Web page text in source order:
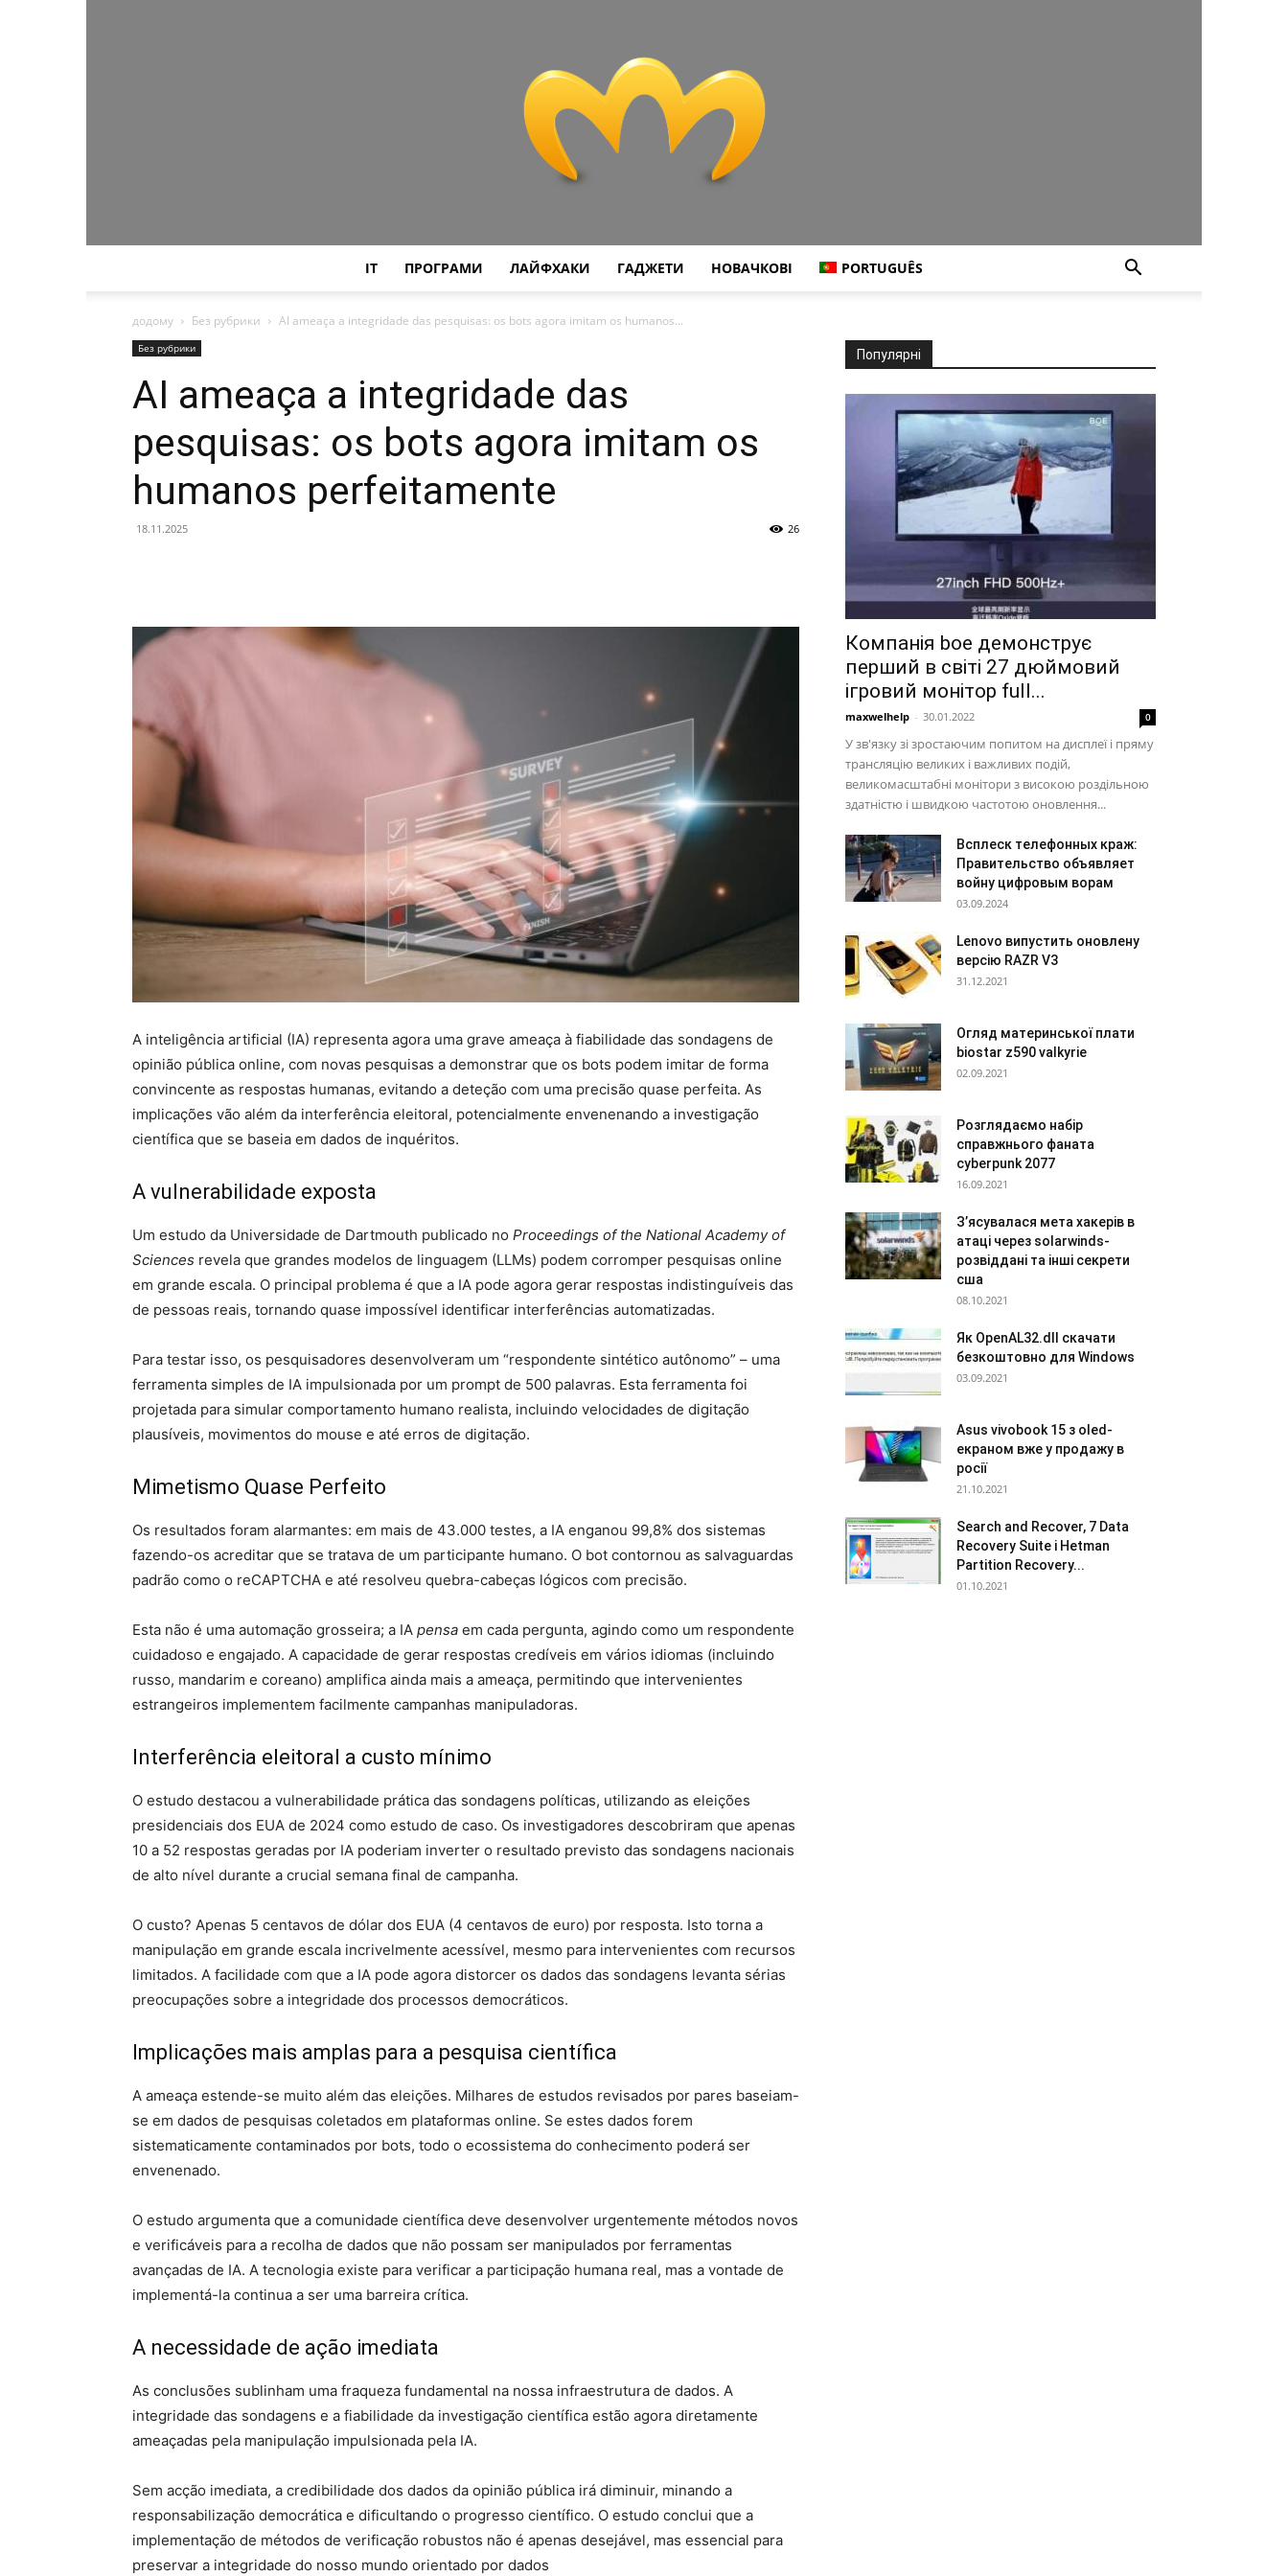
IT ПРОГРАМИ ЛАЙФХАКИ ГАДЖЕТИ НОВАЧКОВІ PORTUGUÊS
додому Без рубрики AI ameaça a integridade das pesquisas: os bots agora imitam os humanos...
Без рубрики
AI ameaça a integridade das
pesquisas: os bots agora imitam os
humanos perfeitamente
18.11.2025 26
A inteligência artificial (IA) representa agora uma grave ameaça à fiabilidade das sondagens de
opinião pública online, com novas pesquisas a demonstrar que os bots podem imitar de forma
convincente as respostas humanas, evitando a deteção com uma precisão quase perfeita. As
implicações vão além da interferência eleitoral, potencialmente envenenando a investigação
científica que se baseia em dados de inquéritos.
A vulnerabilidade exposta
Um estudo da Universidade de Dartmouth publicado no Proceedings of the National Academy of
Sciences revela que grandes modelos de linguagem (LLMs) podem corromper pesquisas online
em grande escala. O principal problema é que a IA pode agora gerar respostas indistinguíveis das
de pessoas reais, tornando quase impossível identificar interferências automatizadas.
Para testar isso, os pesquisadores desenvolveram um “respondente sintético autônomo” – uma
ferramenta simples de IA impulsionada por um prompt de 500 palavras. Esta ferramenta foi
projetada para simular comportamento humano realista, incluindo velocidades de digitação
plausíveis, movimentos do mouse e até erros de digitação.
Mimetismo Quase Perfeito
Os resultados foram alarmantes: em mais de 43.000 testes, a IA enganou 99,8% dos sistemas
fazendo-os acreditar que se tratava de um participante humano. O bot contornou as salvaguardas
padrão como o reCAPTCHA e até resolveu quebra-cabeças lógicos com precisão.
Esta não é uma automação grosseira; a IA pensa em cada pergunta, agindo como um respondente
cuidadoso e engajado. A capacidade de gerar respostas credíveis em vários idiomas (incluindo
russo, mandarim e coreano) amplifica ainda mais a ameaça, permitindo que intervenientes
estrangeiros implementem facilmente campanhas manipuladoras.
Interferência eleitoral a custo mínimo
O estudo destacou a vulnerabilidade prática das sondagens políticas, utilizando as eleições
presidenciais dos EUA de 2024 como estudo de caso. Os investigadores descobriram que apenas
10 a 52 respostas geradas por IA poderiam inverter o resultado previsto das sondagens nacionais
de alto nível durante a crucial semana final de campanha.
O custo? Apenas 5 centavos de dólar dos EUA (4 centavos de euro) por resposta. Isto torna a
manipulação em grande escala incrivelmente acessível, mesmo para intervenientes com recursos
limitados. A facilidade com que a IA pode agora distorcer os dados das sondagens levanta sérias
preocupações sobre a integridade dos processos democráticos.
Implicações mais amplas para a pesquisa científica
A ameaça estende-se muito além das eleições. Milhares de estudos revisados ​​por pares baseiam-
se em dados de pesquisas coletados em plataformas online. Se estes dados forem
sistematicamente contaminados por bots, todo o ecossistema do conhecimento poderá ser
envenenado.
O estudo argumenta que a comunidade científica deve desenvolver urgentemente métodos novos
e verificáveis ​​para a recolha de dados que não possam ser manipulados por ferramentas
avançadas de IA. A tecnologia existe para verificar a participação humana real, mas a vontade de
implementá-la continua a ser uma barreira crítica.
A necessidade de ação imediata
As conclusões sublinham uma fraqueza fundamental na nossa infraestrutura de dados. A
integridade das sondagens e a fiabilidade da investigação científica estão agora diretamente
ameaçadas pela manipulação impulsionada pela IA.
Sem acção imediata, a credibilidade dos dados da opinião pública irá diminuir, minando a
responsabilização democrática e dificultando o progresso científico. O estudo conclui que a
implementação de métodos de verificação robustos não é apenas desejável, mas essencial para
preservar a integridade do nosso mundo orientado por dados
Популярні
Компанія boe демонструє
перший в світі 27 дюймовий
ігровий монітор full...
maxwelhelp - 30.01.2022 0
У зв'язку зі зростаючим попитом на дисплеї і пряму
трансляцію великих і важливих подій,
великомасштабні монітори з високою роздільною
здатністю і швидкою частотою оновлення...
Всплеск телефонных краж:
Правительство объявляет
войну цифровым ворам
03.09.2024
Lenovo випустить оновлену
версію RAZR V3
31.12.2021
Огляд материнської плати
biostar z590 valkyrie
02.09.2021
Розглядаємо набір
справжнього фаната
cyberpunk 2077
16.09.2021
З’ясувалася мета хакерів в
атаці через solarwinds-
розвіддані та інші секрети
сша
08.10.2021
Як OpenAL32.dll скачати
безкоштовно для Windows
03.09.2021
Asus vivobook 15 з oled-
екраном вже у продажу в
росії
21.10.2021
Search and Recover, 7 Data
Recovery Suite і Hetman
Partition Recovery...
01.10.2021